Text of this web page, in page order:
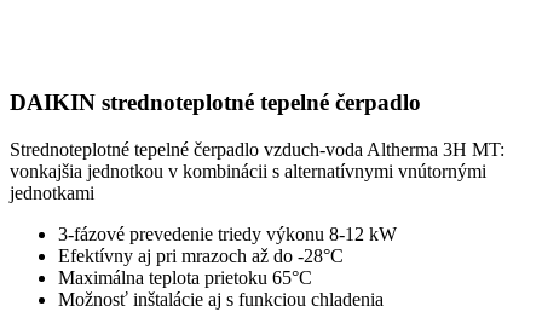
DAIKIN strednoteplotné tepelné čerpadlo
Strednoteplotné tepelné čerpadlo vzduch-voda Altherma 3H MT:
vonkajšia jednotkou v kombinácii s alternatívnymi vnútornými
jednotkami
3-fázové prevedenie triedy výkonu 8-12 kW
Efektívny aj pri mrazoch až do -28°C
Maximálna teplota prietoku 65°C
Možnosť inštalácie aj s funkciou chladenia